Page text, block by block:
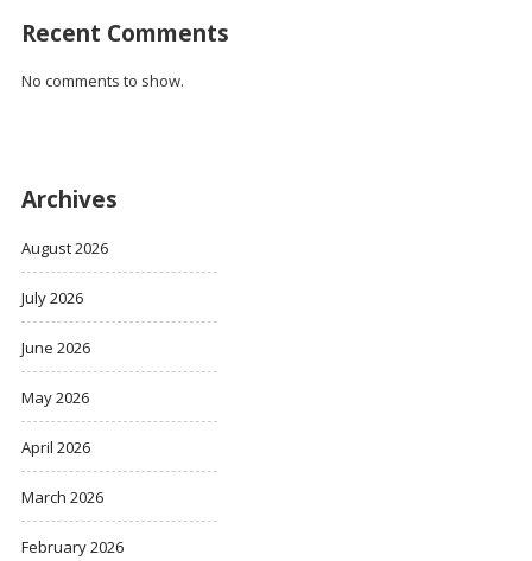
Recent Comments
No comments to show.
Archives
August 2026
July 2026
June 2026
May 2026
April 2026
March 2026
February 2026